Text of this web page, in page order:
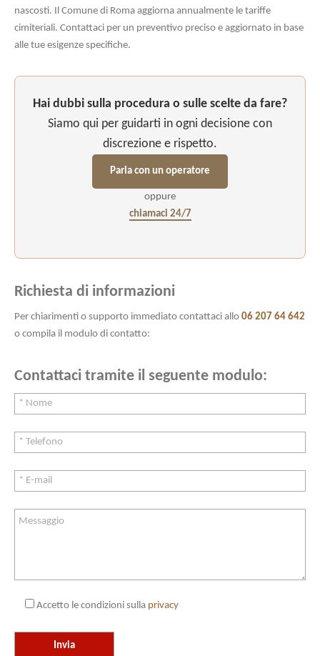
nascosti. Il Comune di Roma aggiorna annualmente le tariffe
cimiteriali. Contattaci per un preventivo preciso e aggiornato in base
alle tue esigenze specifiche.
Hai dubbi sulla procedura o sulle scelte da fare?
Siamo qui per guidarti in ogni decisione con
discrezione e rispetto.
Parla con un operatore
oppure
chiamaci 24/7
Richiesta di informazioni
Per chiarimenti o supporto immediato contattaci allo 06 207 64 642
o compila il modulo di contatto:
Contattaci tramite il seguente modulo:
Accetto le condizioni sulla privacy